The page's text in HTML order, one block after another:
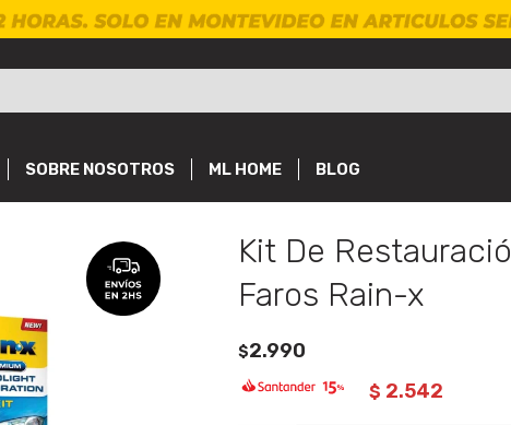
SOBRE NOSOTROS ML HOME BLOG
Kit De
Faros Rain-x
$2.990
$ 2.542